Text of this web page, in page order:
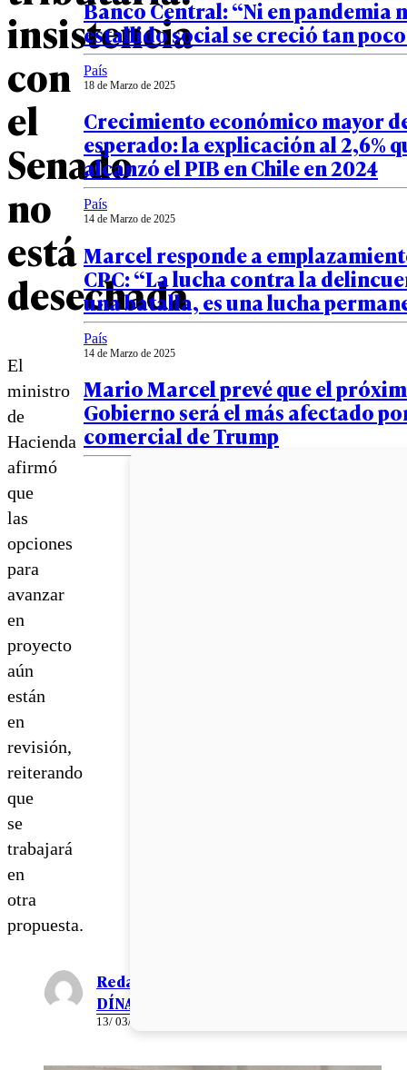
insistencia
con
el
Senado
no
está
desechada
El
ministro
de
Hacienda
afirmó
que
las
opciones
para
avanzar
en
proyecto
aún
están
en
revisión,
reiterando
que
se
trabajará
en
otra
propuesta.
Redacción EL
DÍNAMO
13/ 03/ 2023
Banco Central: “Ni en pandemia
estallido social se creció tan
País
18 de Marzo de 2025
Crecimiento económico mayor
esperado: la explicación al 2,6%
alcanzó el PIB en Chile en 2024
País
14 de Marzo de 2025
Marcel responde a
CPC: “La lucha contra la
una batalla, es una lucha
País
14 de Marzo de 2025
Mario Marcel prevé que el
Gobierno será el más afectado
comercial de Trump